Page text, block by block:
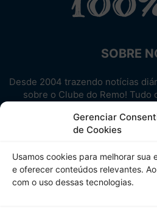
Gerenciar
de Cookies
Usamos cookies para melhorar sua
e oferecer conteúdos relevantes.
com o uso dessas tecnologias.
SOBRE
Desde 2004 trazendo notícias
sobre o Clube do Remo! Tudo
Aproveite! Site
SIGA-